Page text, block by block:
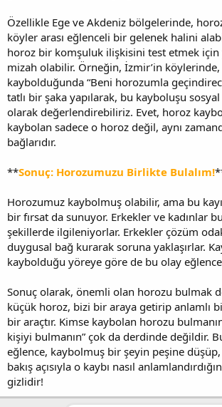
Özellikle Ege ve Akdeniz bölgelerinde, horoz
köyler arası eğlenceli bir gelenek halini
horoz bir komşuluk ilişkisini test etmek için
mizah olabilir. Örneğin, İzmir’in
kaybolduğunda “Beni horozumla
tatlı bir şaka yapılarak, bu kayboluşu
olarak değerlendirebiliriz. Evet, horoz
kaybolan sadece o horoz değil, aynı
bağlarıdır.
**Sonuç: Horozumuzu Birlikte Bulalım!
Horozumuz kaybolmuş olabilir, ama bu
bir fırsat da sunuyor. Erkekler ve kadınlar
şekillerde ilgileniyorlar. Erkekler çözüm
duygusal bağ kurarak soruna yaklaşırlar.
kaybolduğu yöreye göre de bu olay
Sonuç olarak, önemli olan horozu bulmak
küçük horoz, bizi bir araya getirip anlamlı
bir araçtır. Kimse kaybolan horozu
kişiyi bulmanın” çok da derdinde değildir.
eğlence, kaybolmuş bir şeyin peşine
bakış açısıyla o kaybı nasıl
gizlidir!